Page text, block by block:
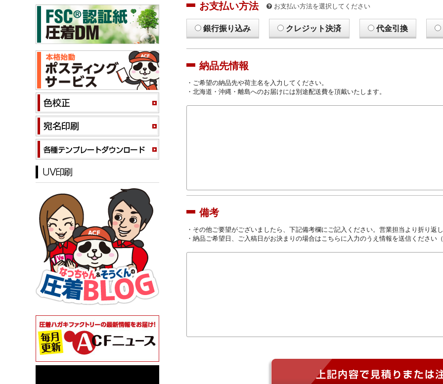
お支払い方法 お支払い方法を選択してください
銀行振り込み クレジット決済 代金引換
納品先情報
・ご希望の納品先や荷主名を入力してください。
・北海道・沖縄・離島へのお届けには別途配送費を頂戴いたします。
備考
・その他ご要望がございましたら、下記備考欄にご記入ください。営業担当より折り返
・納品ご希望日、ご入稿日がお決まりの場合はこちらに入力のうえ情報を送信ください